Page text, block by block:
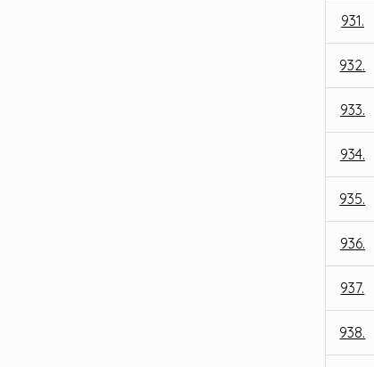
931.
932.
933.
934.
935.
936.
937.
938.